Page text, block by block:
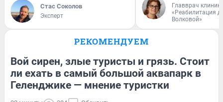
Стас Соколов
Эксперт
Главврач
«Реабилитация
Волковой»
РЕКОМЕНДУЕМ
Вой сирен, злые туристы и грязь. Стоит
ли ехать в самый большой аквапарк в
Геленджике — мнение туристки